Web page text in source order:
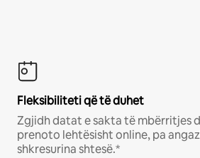
Fleksibiliteti që të duhet
Zgjidh datat e sakta të mbërritjes
prenoto lehtësisht online, pa
shkresurina shtesë.*